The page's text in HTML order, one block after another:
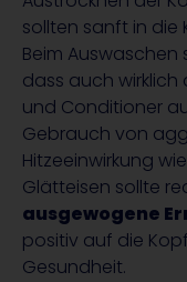
sollten sanft in die
Beim
dass auch
und Conditioner
Gebrauch von
Hitzeeinwirkung
Glätteisen sollte
ausgewogene
positiv auf die
Gesundheit.